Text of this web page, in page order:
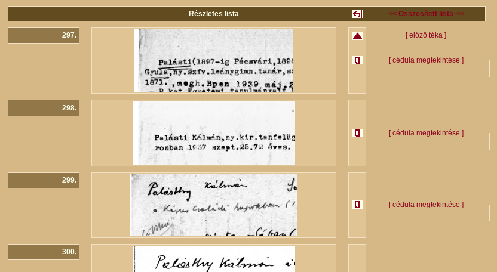
Részletes lista << Összesített lista <<
297. [ előző téka ]
[ cédula megtekintése ]
298.
[ cédula megtekintése ]
299.
[ cédula megtekintése ]
300.